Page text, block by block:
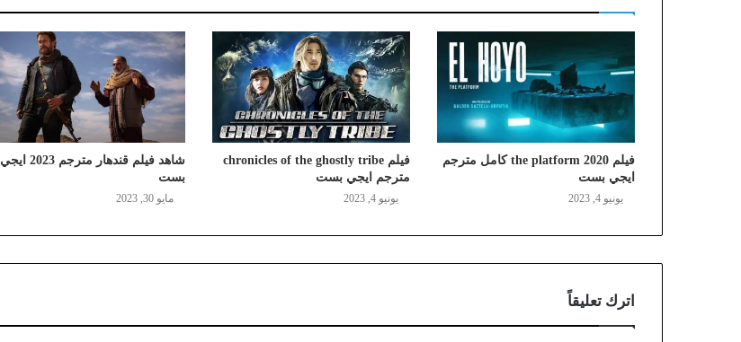
فيلم the platform 2020 كامل مترجم
ايجي بست
يونيو 4, 2023
فيلم chronicles of the ghostly tribe
مترجم ايجي بست
يونيو 4, 2023
شاهد فيلم قندهار مترجم 2023 ايجي
بست
مايو 30, 2023
اترك تعليقاً